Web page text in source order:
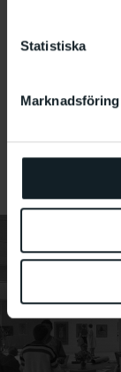
Statistiska
Marknadsföring